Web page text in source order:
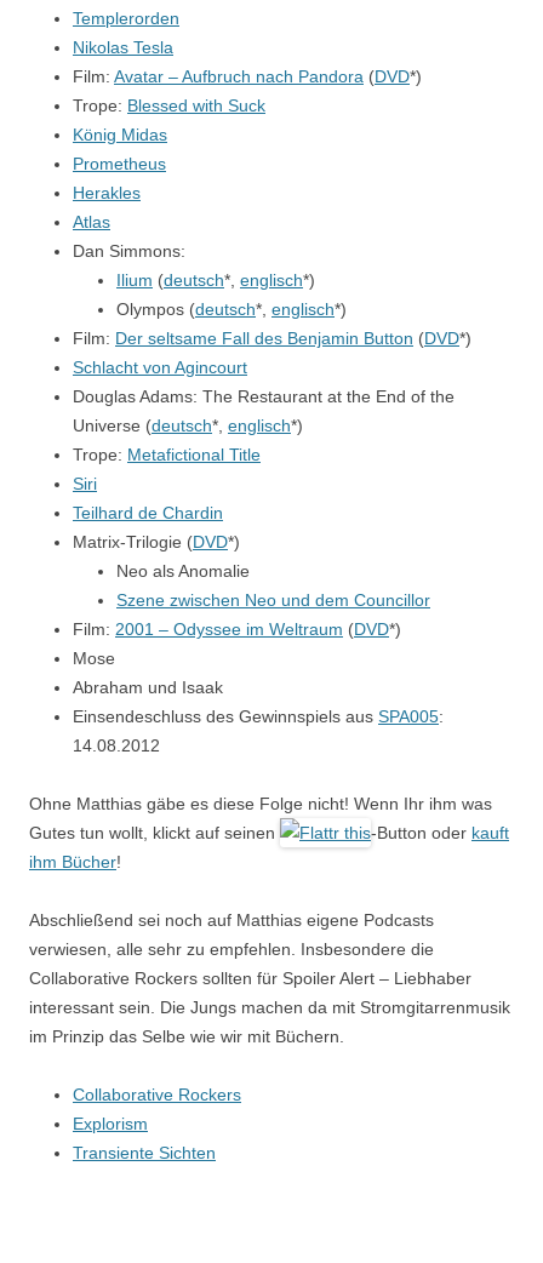
Templerorden
Nikolas Tesla
Film: Avatar – Aufbruch nach Pandora (DVD*)
Trope: Blessed with Suck
König Midas
Prometheus
Herakles
Atlas
Dan Simmons:
Ilium (deutsch*, englisch*)
Olympos (deutsch*, englisch*)
Film: Der seltsame Fall des Benjamin Button (DVD*)
Schlacht von Agincourt
Douglas Adams: The Restaurant at the End of the
Universe (deutsch*, englisch*)
Trope: Metafictional Title
Siri
Teilhard de Chardin
Matrix-Trilogie (DVD*)
Neo als Anomalie
Szene zwischen Neo und dem Councillor
Film: 2001 – Odyssee im Weltraum (DVD*)
Mose
Abraham und Isaak
Einsendeschluss des Gewinnspiels aus SPA005:
14.08.2012
Ohne Matthias gäbe es diese Folge nicht! Wenn Ihr ihm was
Gutes tun wollt, klickt auf seinen
-Button oder kauft
ihm Bücher!
Abschließend sei noch auf Matthias eigene Podcasts
verwiesen, alle sehr zu empfehlen. Insbesondere die
Collaborative Rockers sollten für Spoiler Alert – Liebhaber
interessant sein. Die Jungs machen da mit Stromgitarrenmusik
im Prinzip das Selbe wie wir mit Büchern.
Collaborative Rockers
Explorism
Transiente Sichten